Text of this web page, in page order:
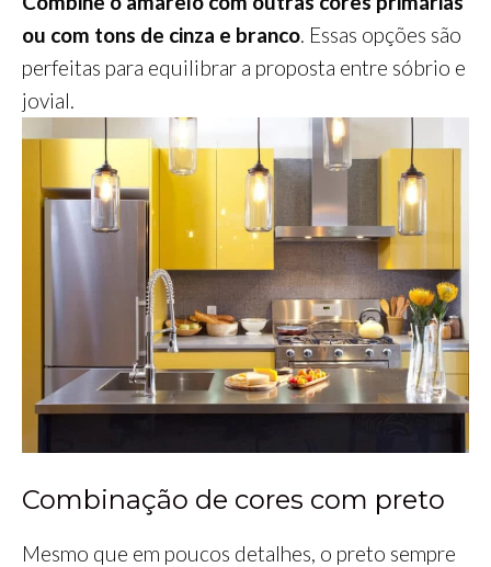
ou com tons de cinza e branco. Essas opções são
perfeitas para equilibrar a proposta entre sóbrio e
jovial.
Combinação de cores com preto
Mesmo que em poucos detalhes, o preto sempre